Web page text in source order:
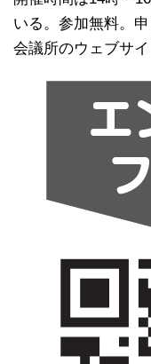
いる。参加無料。
会議所のウェブサイ